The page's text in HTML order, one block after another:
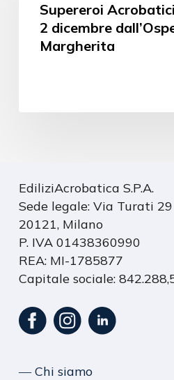
Supereroi
2 dicembre
Margherita
EdiliziAcrobatica S.P.A.
Sede legale: Via Turati 29
20121, Milano
P. IVA 01438360990
REA: MI-1785877
Capitale sociale:
― Chi siamo